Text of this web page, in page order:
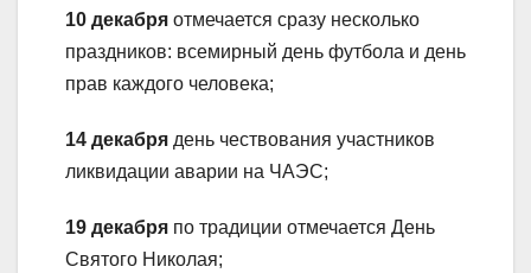
10 декабря отмечается сразу несколько
праздников: всемирный день футбола и день
прав каждого человека;
14 декабря день чествования участников
ликвидации аварии на ЧАЭС;
19 декабря по традиции отмечается День
Святого Николая;